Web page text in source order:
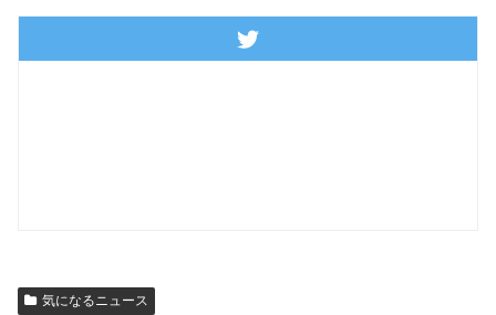
気になるニュース